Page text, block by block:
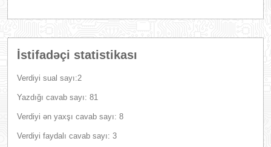
İstifadəçi statistikası
Verdiyi sual sayı:2
Yazdığı cavab sayı: 81
Verdiyi ən yaxşı cavab sayı: 8
Verdiyi faydalı cavab sayı: 3